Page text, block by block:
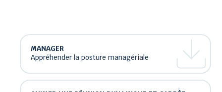
MANAGER
Appréhender la posture managériale